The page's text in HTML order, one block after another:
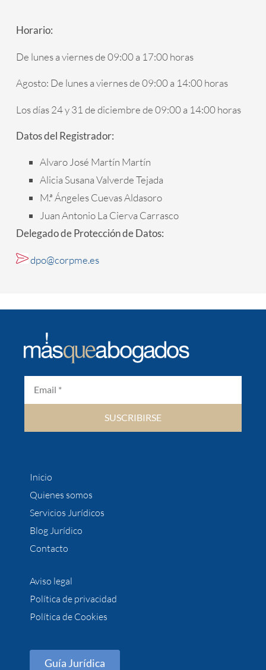
Horario:
De lunes a viernes de 09:00 a 17:00 horas
Agosto: De lunes a viernes de 09:00 a 14:00 horas
Los días 24 y 31 de diciembre de 09:00 a 14:00 horas
Datos del Registrador:
Alvaro José Martín Martín
Alicia Susana Valverde Tejada
M.ª Ángeles Cuevas Aldasoro
Juan Antonio La Cierva Carrasco
Delegado de Protección de Datos:
dpo@corpme.es
SUSCRIBIRSE
Inicio
Quienes somos
Servicios Jurídicos
Blog Jurídico
Contacto
Aviso legal
Política de privacidad
Política de Cookies
Guía Jurídica